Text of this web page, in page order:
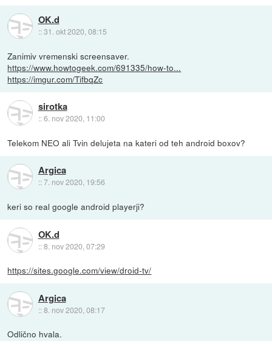
OK.d
::31. okt 2020, 08:15
Zanimiv vremenski screensaver.
https://www.howtogeek.com/691335/how-to...
https://imgur.com/TifbqZc
sirotka
::6. nov 2020, 11:00
Telekom NEO ali Tvin delujeta na kateri od teh android boxov?
Argica
::7. nov 2020, 19:56
keri so real google android playerji?
OK.d
::8. nov 2020, 07:29
https://sites.google.com/view/droid-tv/
Argica
::8. nov 2020, 08:17
Odlično hvala.